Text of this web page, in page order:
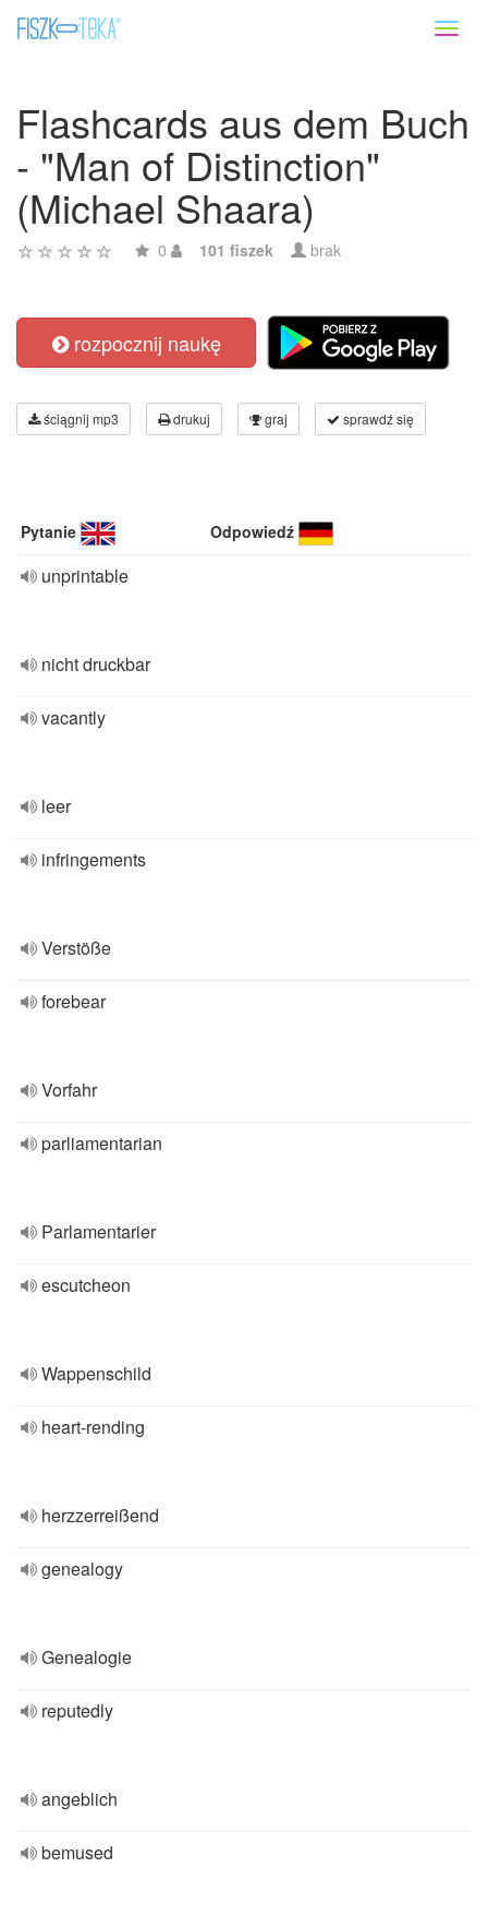
Flashcards aus dem Buch
- "Man of Distinction"
(Michael Shaara)
0 101 fiszek brak
rozpocznij naukę
ściągnij mp3 drukuj graj sprawdź się
Pytanie Odpowiedź
unprintable
nicht druckbar
vacantly
leer
infringements
Verstöße
forebear
Vorfahr
parliamentarian
Parlamentarier
escutcheon
Wappenschild
heart-rending
herzzerreißend
genealogy
Genealogie
reputedly
angeblich
bemused